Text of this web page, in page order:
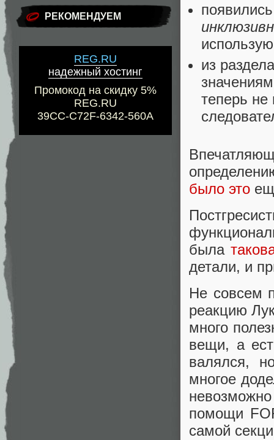
РЕКОМЕНДУЕМ
REG.RU
надежный хостинг
Промокод на скидку 5%
REG.RU
39CC-C72F-6342-560A
из
теперь не
было это
была
детали, и
Не совсем
реакцию
много
вещи, а
валялся,
многое
помощи
самой